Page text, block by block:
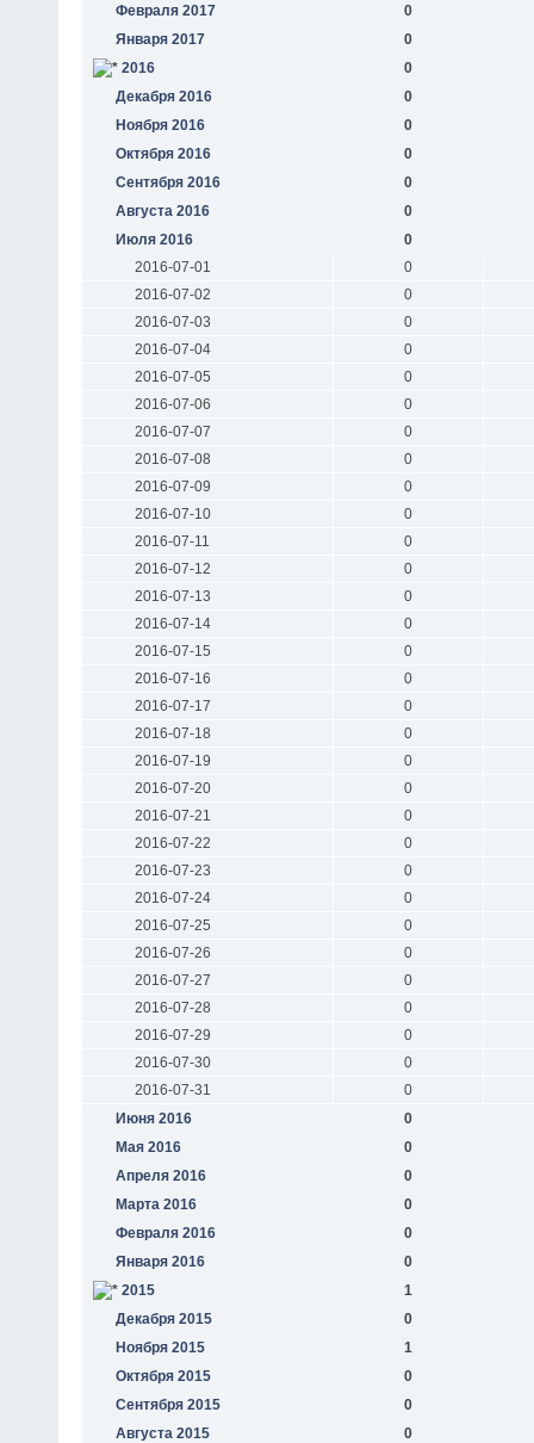
Февраля 2017
0
Января 2017
0
2016
0
Декабря 2016
0
Ноября 2016
0
Октября 2016
0
Сентября 2016
0
Августа 2016
0
Июля 2016
0
2016-07-01
0
2016-07-02
0
2016-07-03
0
2016-07-04
0
2016-07-05
0
2016-07-06
0
2016-07-07
0
2016-07-08
0
2016-07-09
0
2016-07-10
0
2016-07-11
0
2016-07-12
0
2016-07-13
0
2016-07-14
0
2016-07-15
0
2016-07-16
0
2016-07-17
0
2016-07-18
0
2016-07-19
0
2016-07-20
0
2016-07-21
0
2016-07-22
0
2016-07-23
0
2016-07-24
0
2016-07-25
0
2016-07-26
0
2016-07-27
0
2016-07-28
0
2016-07-29
0
2016-07-30
0
2016-07-31
0
Июня 2016
0
Мая 2016
0
Апреля 2016
0
Марта 2016
0
Февраля 2016
0
Января 2016
0
2015
1
Декабря 2015
0
Ноября 2015
1
Октября 2015
0
Сентября 2015
0
Августа 2015
0